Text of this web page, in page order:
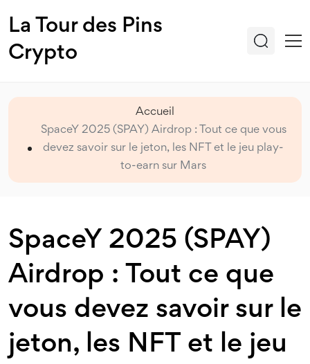
La Tour des Pins
Crypto
Accueil
SpaceY 2025 (SPAY) Airdrop : Tout ce que vous
devez savoir sur le jeton, les NFT et le jeu play-
to-earn sur Mars
SpaceY 2025 (SPAY)
Airdrop : Tout ce que
vous devez savoir sur le
jeton, les NFT et le jeu